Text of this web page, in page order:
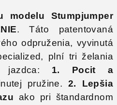
modelu Stumpjumper
. Táto patentovaná
odpruženia, vyvinutá
plní tri želania
jazdca: 1.
Pocit a
pružine. 2.
Lepšia
ako pri štandardnom